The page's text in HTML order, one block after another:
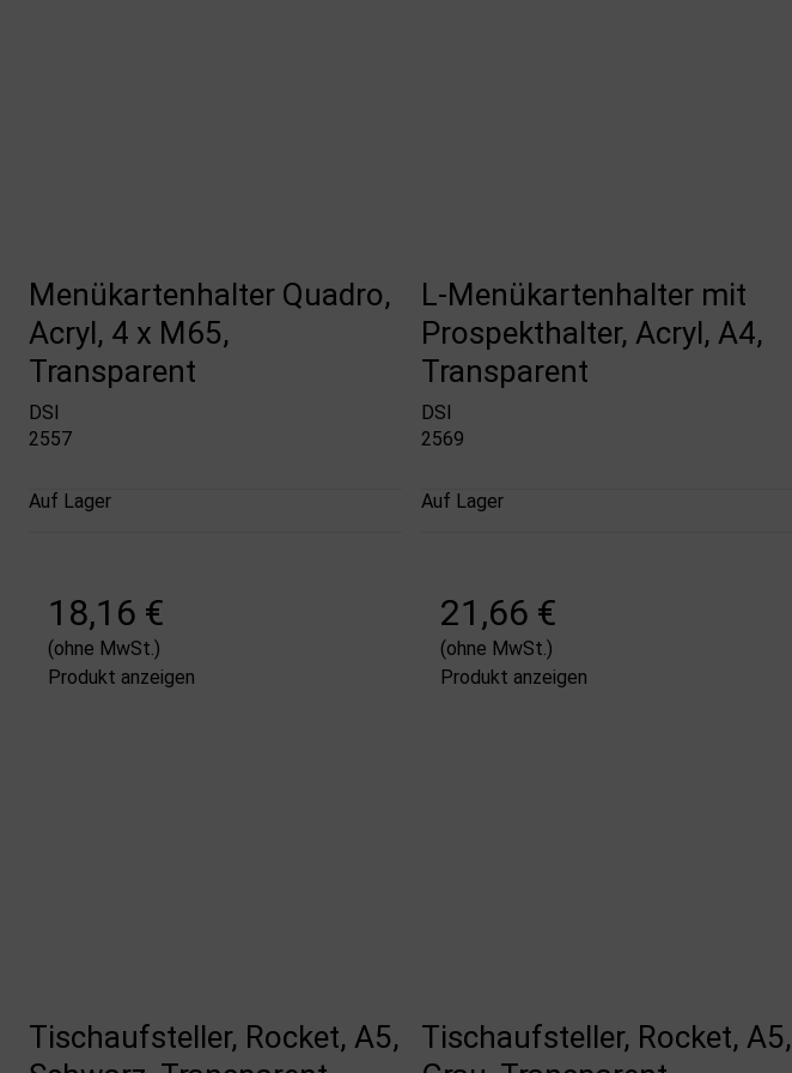
Menükartenhalter Quadro,
Acryl, 4 x M65,
Transparent
DSI
2557
Auf Lager
18,16 €
(ohne MwSt.)
Produkt anzeigen
L-Menükartenhalter mit
Prospekthalter, Acryl, A4,
Transparent
DSI
2569
Auf Lager
21,66 €
(ohne MwSt.)
Produkt anzeigen
Tischaufsteller, Rocket, A5,
Tischaufsteller, Rocket, A5,